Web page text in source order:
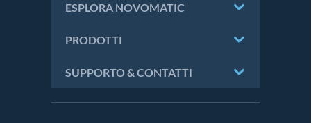
ESPLORA NOVOMATIC
PRODOTTI
SUPPORTO & CONTATTI